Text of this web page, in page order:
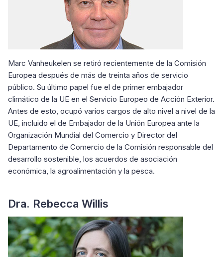
Marc Vanheukelen se retiró recientemente de la Comisión
Europea después de más de treinta años de servicio
público. Su último papel fue el de primer embajador
climático de la UE en el Servicio Europeo de Acción Exterior.
Antes de esto, ocupó varios cargos de alto nivel a nivel de la
UE, incluido el de Embajador de la Unión Europea ante la
Organización Mundial del Comercio y Director del
Departamento de Comercio de la Comisión responsable del
desarrollo sostenible, los acuerdos de asociación
económica, la agroalimentación y la pesca.
Dra. Rebecca Willis